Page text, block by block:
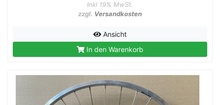
Inkl 19% MwSt.
zzgl. Versandkosten
Ansicht
In den Warenkorb